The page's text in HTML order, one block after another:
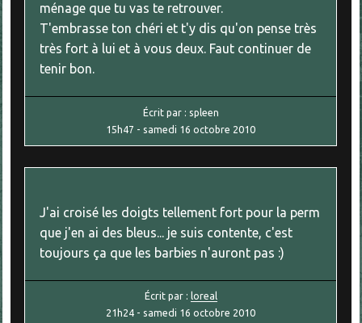
ménage que tu vas te retrouver.
T'embrasse ton chéri et t'y dis qu'on pense très
très fort à lui et à vous deux. Faut continuer de
tenir bon.
Écrit par : spleen
15h47 - samedi 16 octobre 2010
J'ai croisé les doigts tellement fort pour la perm
que j'en ai des bleus... je suis contente, c'est
toujours ça que les barbies n'auront pas :)
Écrit par : loreal
21h24 - samedi 16 octobre 2010